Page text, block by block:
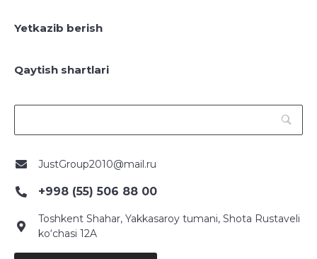
Yetkazib berish
Qaytish shartlari
JustGroup2010@mail.ru
+998 (55) 506 88 00
Toshkent Shahar, Yakkasaroy tumani, Shota Rustaveli
ko‘chasi 12A